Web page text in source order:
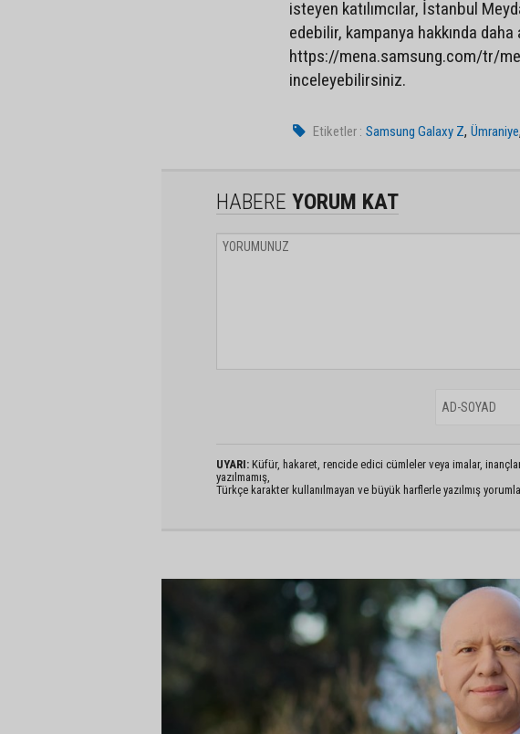
isteyen katılımcılar, İstanbul
edebilir, kampanya hakkında daha
https://mena.samsung.com/tr/
inceleyebilirsiniz.
Etiketler : Samsung Galaxy Z,Ümraniye
HABERE YORUM KAT
UYARI: Küfür, hakaret, rencide edici cümleler veya imalar,
yazılmamış,
Türkçe karakter kullanılmayan ve büyük harflerle yazılmış